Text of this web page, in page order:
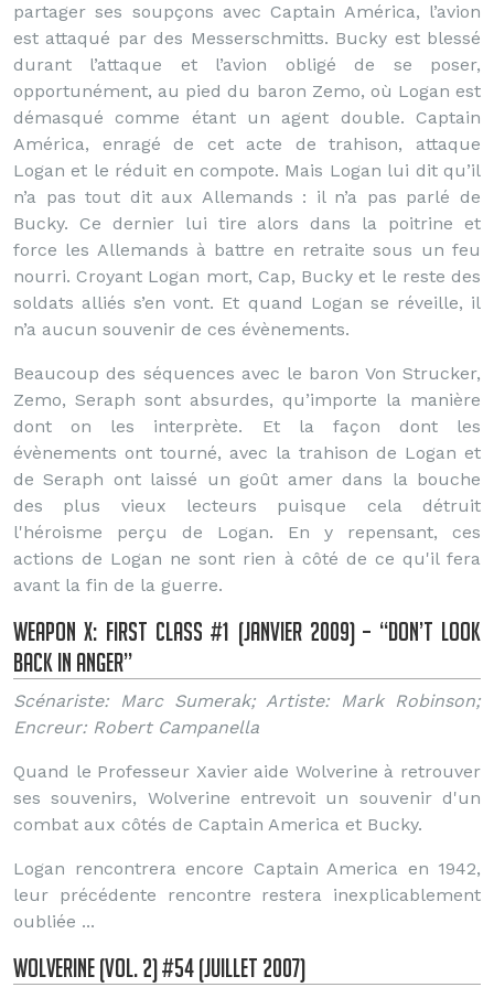
partager ses soupçons avec Captain América, l’avion
est attaqué par des Messerschmitts. Bucky est blessé
durant l’attaque et l’avion obligé de se poser,
opportunément, au pied du baron Zemo, où Logan est
démasqué comme étant un agent double. Captain
América, enragé de cet acte de trahison, attaque
Logan et le réduit en compote. Mais Logan lui dit qu’il
n’a pas tout dit aux Allemands : il n’a pas parlé de
Bucky. Ce dernier lui tire alors dans la poitrine et
force les Allemands à battre en retraite sous un feu
nourri. Croyant Logan mort, Cap, Bucky et le reste des
soldats alliés s’en vont. Et quand Logan se réveille, il
n’a aucun souvenir de ces évènements.
Beaucoup des séquences avec le baron Von Strucker,
Zemo, Seraph sont absurdes, qu’importe la manière
dont on les interprète. Et la façon dont les
évènements ont tourné, avec la trahison de Logan et
de Seraph ont laissé un goût amer dans la bouche
des plus vieux lecteurs puisque cela détruit
l'héroisme perçu de Logan. En y repensant, ces
actions de Logan ne sont rien à côté de ce qu'il fera
avant la fin de la guerre.
Weapon X: First Class #1 (Janvier 2009) – “Don’t Look
Back in Anger”
Scénariste: Marc Sumerak; Artiste: Mark Robinson;
Encreur: Robert Campanella
Quand le Professeur Xavier aide Wolverine à retrouver
ses souvenirs, Wolverine entrevoit un souvenir d'un
combat aux côtés de Captain America et Bucky.
Logan rencontrera encore Captain America en 1942,
leur précédente rencontre restera inexplicablement
oubliée ...
Wolverine (Vol. 2) #54 (Juillet 2007)